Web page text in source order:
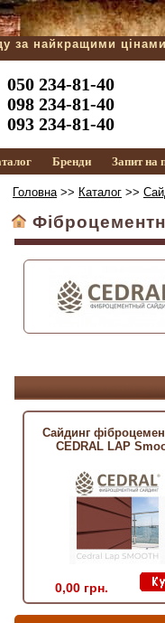
за найкращими
050 234-81-40
098 234-81-40
093 234-81-40
Бренди Запит на
Головна>> Каталог >>
Сайдинг
CEDRAL LAP
0,00 грн.